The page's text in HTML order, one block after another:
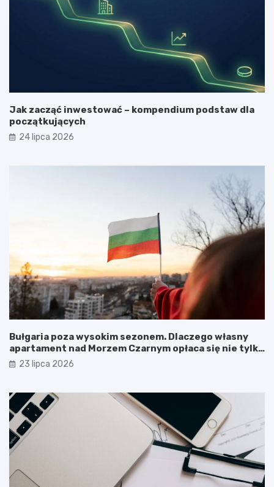
Jak zacząć inwestować – kompendium podstaw dla
początkujących
24 lipca 2026
Bułgaria poza wysokim sezonem. Dlaczego własny
apartament nad Morzem Czarnym opłaca się nie tylko
latem?
23 lipca 2026